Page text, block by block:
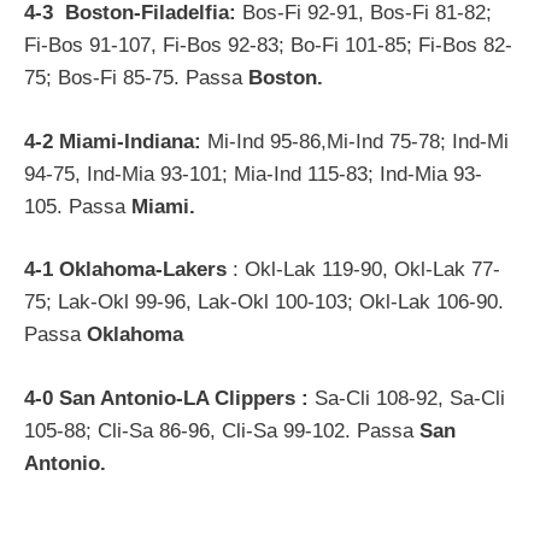
4-3 Boston-Filadelfia: Bos-Fi 92-91, Bos-Fi 81-82;
Fi-Bos 91-107, Fi-Bos 92-83; Bo-Fi 101-85; Fi-Bos 82-
75; Bos-Fi 85-75. Passa Boston.
4-2 Miami-Indiana: Mi-Ind 95-86,Mi-Ind 75-78; Ind-Mi
94-75, Ind-Mia 93-101; Mia-Ind 115-83; Ind-Mia 93-
105. Passa Miami.
4-1 Oklahoma-Lakers : Okl-Lak 119-90, Okl-Lak 77-
75; Lak-Okl 99-96, Lak-Okl 100-103; Okl-Lak 106-90.
Passa Oklahoma
4-0 San Antonio-LA Clippers : Sa-Cli 108-92, Sa-Cli
105-88; Cli-Sa 86-96, Cli-Sa 99-102. Passa San
Antonio.